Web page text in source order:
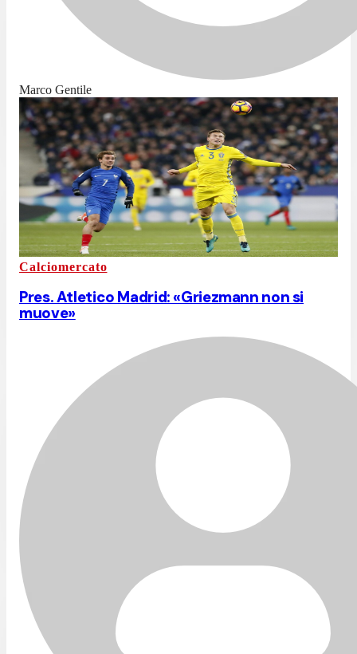
Marco Gentile
Calciomercato
Pres. Atletico Madrid: «Griezmann non si
muove»